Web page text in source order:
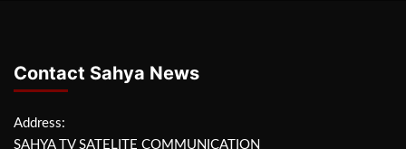
Contact Sahya News
Address:
SAHYA TV SATELITE COMMUNICATION